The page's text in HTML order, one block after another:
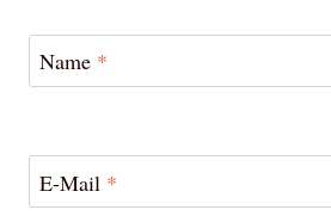
Name *
E-Mail *